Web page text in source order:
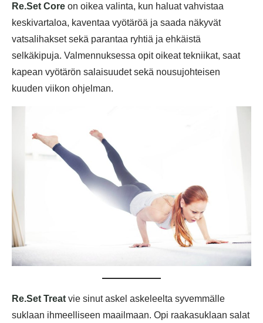
Re.Set Core on oikea valinta, kun haluat vahvistaa
keskivartaloa, kaventaa vyötäröä ja saada näkyvät
vatsalihakset sekä parantaa ryhtiä ja ehkäistä
selkäkipuja. Valmennuksessa opit oikeat tekniikat, saat
kapean vyötärön salaisuudet sekä nousujohteisen
kuuden viikon ohjelman.
Re.Set Treat vie sinut askel askeleelta syvemmälle
suklaan ihmeelliseen maailmaan. Opi raakasuklaan salat